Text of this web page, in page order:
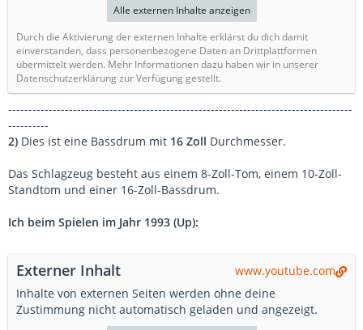
Alle externen Inhalte anzeigen
Durch die Aktivierung der externen Inhalte erklärst du dich damit
einverstanden, dass personenbezogene Daten an Drittplattformen
übermittelt werden. Mehr Informationen dazu haben wir in unserer
Datenschutzerklärung zur Verfügung gestellt.
-------------------------------------------------------------------------------------
----------
2) Dies ist eine Bassdrum mit 16 Zoll Durchmesser.
Das Schlagzeug besteht aus einem 8-Zoll-Tom, einem 10-Zoll-
Standtom und einer 16-Zoll-Bassdrum.
Ich beim Spielen im Jahr 1993 (Up):
Externer Inhalt
www.youtube.com
Inhalte von externen Seiten werden ohne deine
Zustimmung nicht automatisch geladen und angezeigt.